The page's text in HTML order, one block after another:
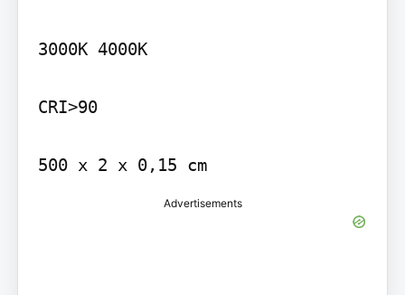
3000K 4000K
CRI>90
500 x 2 x 0,15 cm
Advertisements